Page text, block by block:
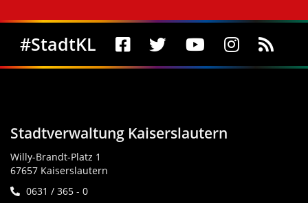
Social Media
#StadtKL
Stadtverwaltung Kaiserslautern
Willy-Brandt-Platz 1
67657 Kaiserslautern
0631 / 365 - 0